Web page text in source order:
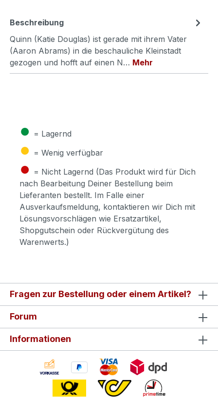
Beschreibung
Quinn (Katie Douglas) ist gerade mit ihrem Vater
(Aaron Abrams) in die beschauliche Kleinstadt
gezogen und hofft auf einen N… Mehr
● = Lagernd
● = Wenig verfügbar
● = Nicht Lagernd (Das Produkt wird für Dich
nach Bearbeitung Deiner Bestellung beim
Lieferanten bestellt. Im Falle einer
Ausverkaufsmeldung, kontaktieren wir Dich mit
Lösungsvorschlägen wie Ersatzartikel,
Shopgutschein oder Rückvergütung des
Warenwerts.)
Fragen zur Bestellung oder einem Artikel?
Forum
Informationen